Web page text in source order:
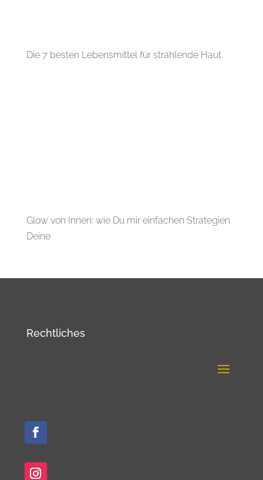
Die 7 besten Lebensmittel für strahlende Haut
Glow von Innen: wie Du mir einfachen Strategien
Deine
Rechtliches